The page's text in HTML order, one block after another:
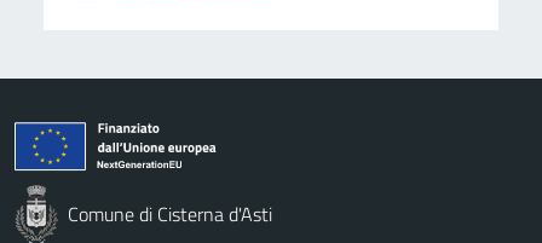
Comune di Cisterna d'Asti